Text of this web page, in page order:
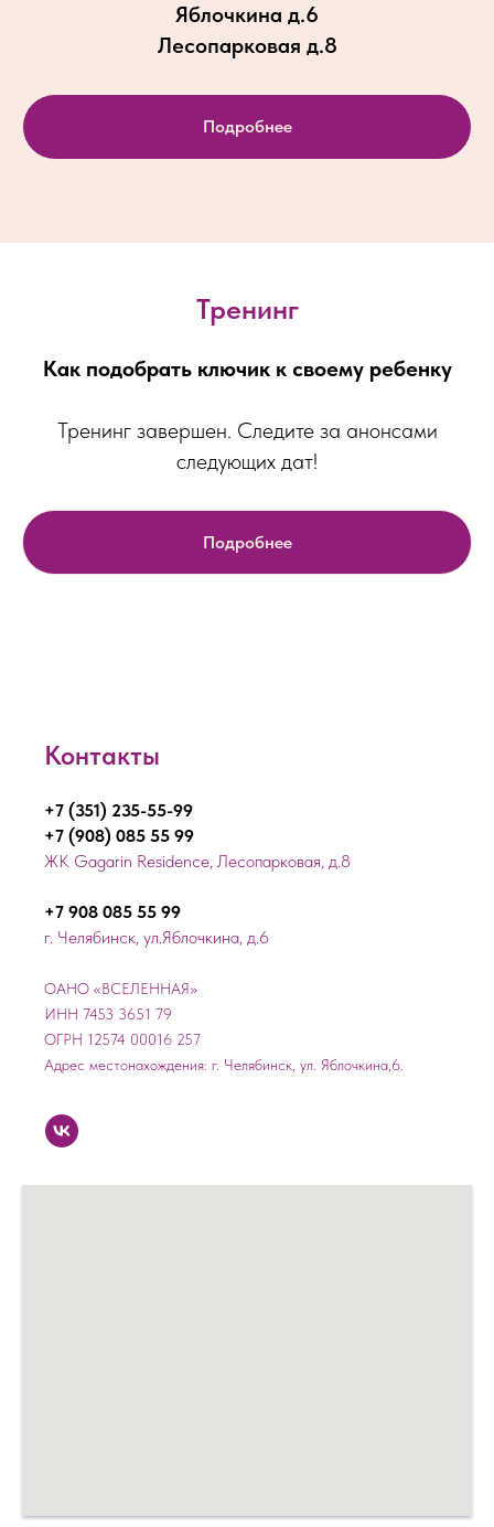
Яблочкина д.6
Лесопарковая д.8
Подробнее
Тренинг
Как подобрать ключик к своему ребенку
Тренинг завершен. Следите за анонсами
следующих дат!
Подробнее
Контакты
+7 (351) 235-55-99
+7 (908) 085 55 99
ЖК Gagarin Residence, Лесопарковая, д.8
+7 908 085 55 99
г. Челябинск, ул.Яблочкина, д.6
ОАНО «ВСЕЛЕННАЯ»
ИНН 7453 3651 79
ОГРН 12574 00016 257
Адрес местонахождения: г. Челябинск, ул. Яблочкина,6.